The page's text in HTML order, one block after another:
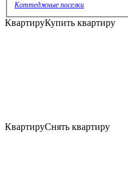
Коттеджные поселки
КвартируКупить квартиру
КвартируСнять квартиру